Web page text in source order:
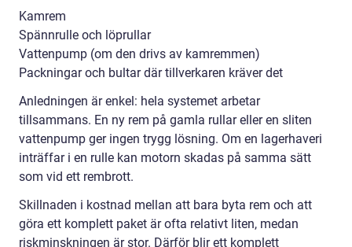
Kamrem
Spännrulle och löprullar
Vattenpump (om den drivs av kamremmen)
Packningar och bultar där tillverkaren kräver det
Anledningen är enkel: hela systemet arbetar
tillsammans. En ny rem på gamla rullar eller en sliten
vattenpump ger ingen trygg lösning. Om en lagerhaveri
inträffar i en rulle kan motorn skadas på samma sätt
som vid ett rembrott.
Skillnaden i kostnad mellan att bara byta rem och att
göra ett komplett paket är ofta relativt liten, medan
riskminskningen är stor. Därför blir ett komplett